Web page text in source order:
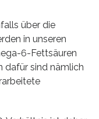
über die
in unseren
6-Fettsäuren
dafür sind nämlich